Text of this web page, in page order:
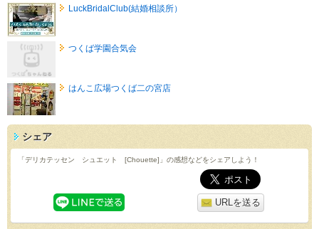
LuckBridalClub(結婚相談所）
つくば学園合気会
はんこ広場つくば二の宮店
シェア
「デリカテッセン シュエット [Chouette]」の感想などをシェアしよう！
URLを送る